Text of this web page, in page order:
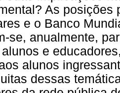
As
e o Banco
se, anualmente,
e
alunos
dessas